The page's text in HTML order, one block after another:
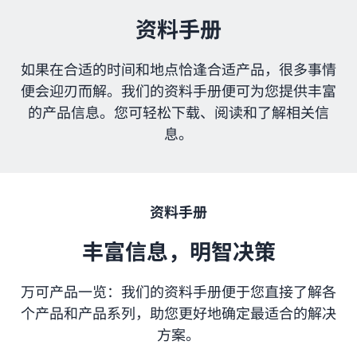
资料手册
如果在合适的时间和地点恰逢合适产品，很多事情
便会迎刃而解。我们的资料手册便可为您提供丰富
的产品信息。您可轻松下载、阅读和了解相关信
息。
资料手册
丰富信息，明智决策
万可产品一览：我们的资料手册便于您直接了解各
个产品和产品系列，助您更好地确定最适合的解决
方案。